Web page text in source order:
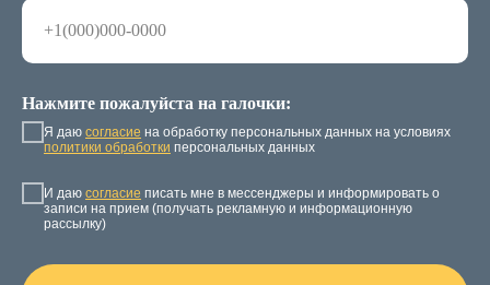
Нажмите пожалуйста на галочки:
Я даю согласие на обработку персональных данных на условиях
политики обработки персональных данных
И даю согласие писать мне в мессенджеры и информировать о
записи на прием (получать рекламную и информационную
рассылку)